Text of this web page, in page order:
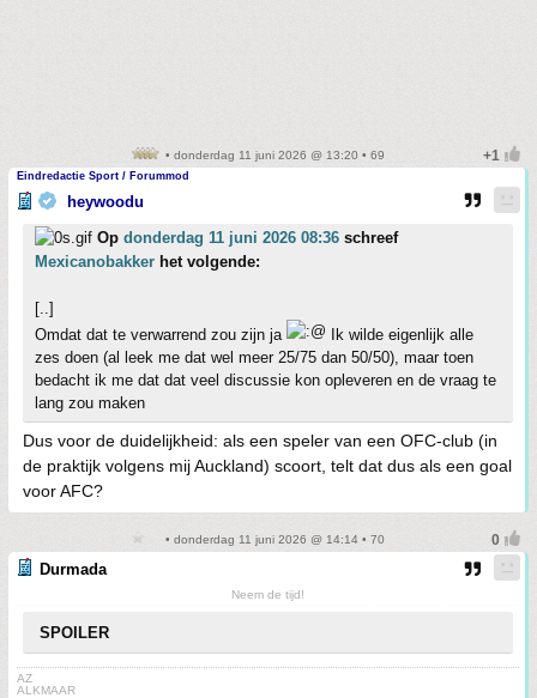
• donderdag 11 juni 2026 @ 13:20 • 69
Eindredactie Sport / Forummod
heywoodu
Op donderdag 11 juni 2026 08:36 schreef
Mexicanobakker het volgende:
[..]
Omdat dat te verwarrend zou zijn ja
Ik wilde eigenlijk alle
zes doen (al leek me dat wel meer 25/75 dan 50/50), maar toen
bedacht ik me dat dat veel discussie kon opleveren en de vraag te
lang zou maken
Dus voor de duidelijkheid: als een speler van een OFC-club (in
de praktijk volgens mij Auckland) scoort, telt dat dus als een goal
voor AFC?
• donderdag 11 juni 2026 @ 14:14 • 70
Durmada
Neem de tijd!
SPOILER
AZ
ALKMAAR